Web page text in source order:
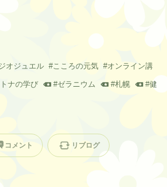
オジュエル #こころの元気 #オンライン講
ナの学び #ゼラニウム #札幌 #健
コメント リブログ